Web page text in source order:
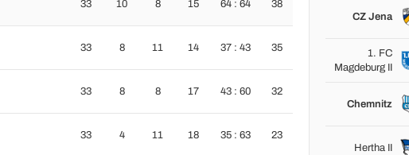
33 10 8 15 64 : 64 38
33 8 11 14 37 : 43 35
33 8 8 17 43 : 60 32
33 4 11 18 35 : 63 23
CZ Jena
1. FC
Magdeburg II
Chemnitz
Hertha II